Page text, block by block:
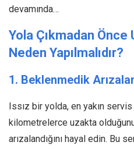
devamında…
Yola Çıkmadan Önce
Neden Yapılmalıdır?
1. Beklenmedik
Issız bir yolda, en yakın
kilometrelerce uzakta
arızalandığını hayal edin. Bu